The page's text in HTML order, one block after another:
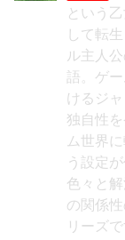
という
して転
ル主人
語。ゲ
けるジ
独自性
ム世界
う設定
色々と
の関係
リーズで